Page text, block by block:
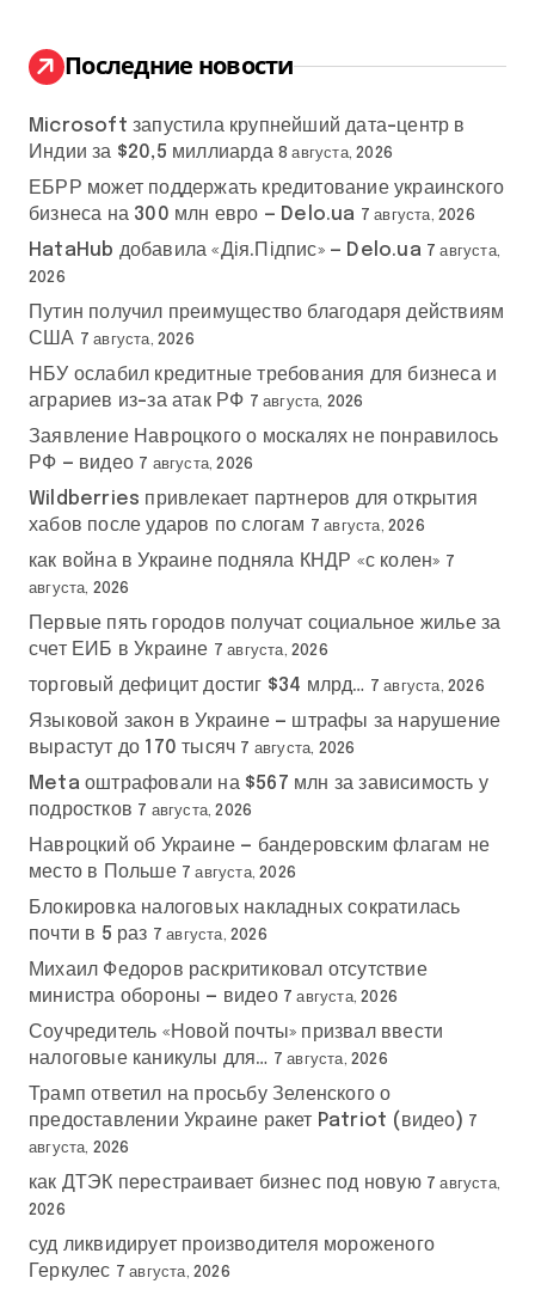
:
Последние новости
Microsoft запустила крупнейший дата-центр в
Индии за $20,5 миллиарда 8 августа, 2026
ЕБРР может поддержать кредитование украинского
бизнеса на 300 млн евро — Delo.ua 7 августа, 2026
HataHub добавила «Дія.Підпис» — Delo.ua 7 августа,
2026
Путин получил преимущество благодаря действиям
США 7 августа, 2026
НБУ ослабил кредитные требования для бизнеса и
аграриев из-за атак РФ 7 августа, 2026
Заявление Навроцкого о москалях не понравилось
РФ — видео 7 августа, 2026
Wildberries привлекает партнеров для открытия
хабов после ударов по слогам 7 августа, 2026
как война в Украине подняла КНДР «с колен» 7
августа, 2026
Первые пять городов получат социальное жилье за
счет ЕИБ в Украине 7 августа, 2026
торговый дефицит достиг $34 млрд… 7 августа, 2026
Языковой закон в Украине — штрафы за нарушение
вырастут до 170 тысяч 7 августа, 2026
Meta оштрафовали на $567 млн за зависимость у
подростков 7 августа, 2026
Навроцкий об Украине — бандеровским флагам не
место в Польше 7 августа, 2026
Блокировка налоговых накладных сократилась
почти в 5 раз 7 августа, 2026
Михаил Федоров раскритиковал отсутствие
министра обороны — видео 7 августа, 2026
Соучредитель «Новой почты» призвал ввести
налоговые каникулы для… 7 августа, 2026
Трамп ответил на просьбу Зеленского о
предоставлении Украине ракет Patriot (видео) 7
августа, 2026
как ДТЭК перестраивает бизнес под новую 7 августа,
2026
суд ликвидирует производителя мороженого
Геркулес 7 августа, 2026